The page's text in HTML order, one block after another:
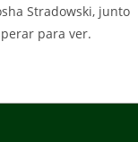
Stradowski, junto
para ver.